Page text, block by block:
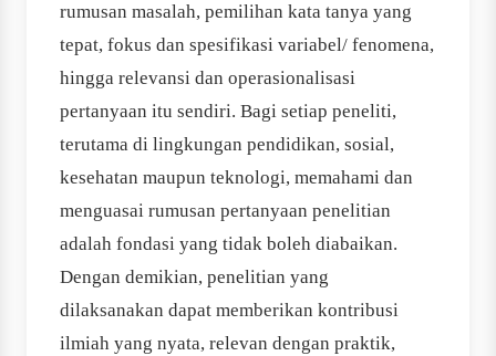
rumusan masalah, pemilihan kata tanya yang
tepat, fokus dan spesifikasi variabel/ fenomena,
hingga relevansi dan operasionalisasi
pertanyaan itu sendiri. Bagi setiap peneliti,
terutama di lingkungan pendidikan, sosial,
kesehatan maupun teknologi, memahami dan
menguasai rumusan pertanyaan penelitian
adalah fondasi yang tidak boleh diabaikan.
Dengan demikian, penelitian yang
dilaksanakan dapat memberikan kontribusi
ilmiah yang nyata, relevan dengan praktik,